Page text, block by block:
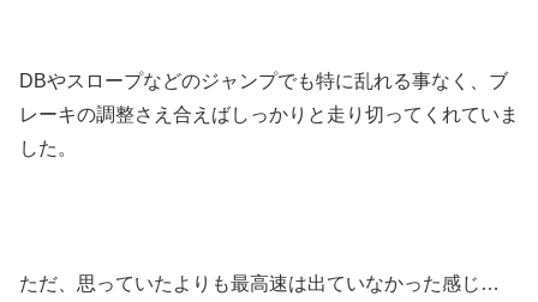
DBやスロープなどのジャンプでも特に乱れる事なく、ブ
レーキの調整さえ合えばしっかりと走り切ってくれていま
した。
ただ、思っていたよりも最高速は出ていなかった感じ…